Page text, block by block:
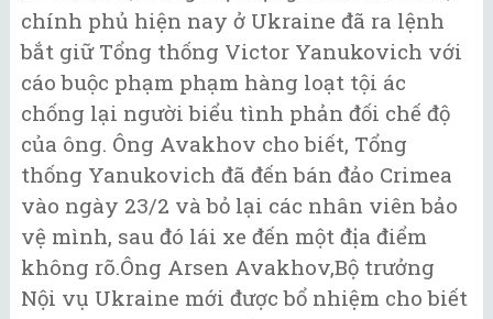
chính phủ hiện nay ở Ukraine đã ra lệnh
bắt giữ Tổng thống Victor Yanukovich với
cáo buộc phạm phạm hàng loạt tội ác
chống lại người biểu tình phản đối chế độ
của ông. Ông Avakhov cho biết, Tổng
thống Yanukovich đã đến bán đảo Crimea
vào ngày 23/2 và bỏ lại các nhân viên bảo
vệ mình, sau đó lái xe đến một địa điểm
không rõ.Ông Arsen Avakhov,Bộ trưởng
Nội vụ Ukraine mới được bổ nhiệm cho biết